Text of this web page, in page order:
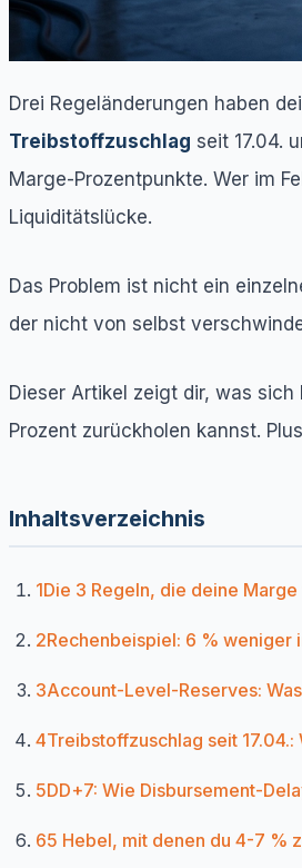
Drei Regeländerungen haben
Treibstoffzuschlag seit 17.04.
Marge-Prozentpunkte. Wer im
Liquiditätslücke.
Das Problem ist nicht ein
der nicht von selbst
Dieser Artikel zeigt dir, was
Prozent zurückholen kannst.
Inhaltsverzeichnis
1Die 3 Regeln, die deine
2Rechenbeispiel: 6 % weniger
3Account-Level-Reserves:
4Treibstoffzuschlag seit
5DD+7: Wie Disbursement-
65 Hebel, mit denen du 4-7 %